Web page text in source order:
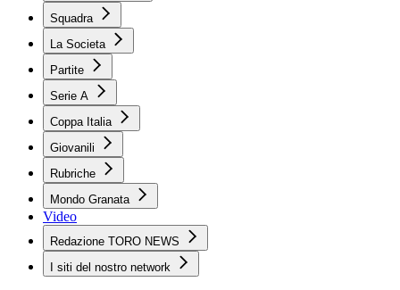
Squadra
La Societa
Partite
Serie A
Coppa Italia
Giovanili
Rubriche
Mondo Granata
Video
Redazione TORO NEWS
I siti del nostro network